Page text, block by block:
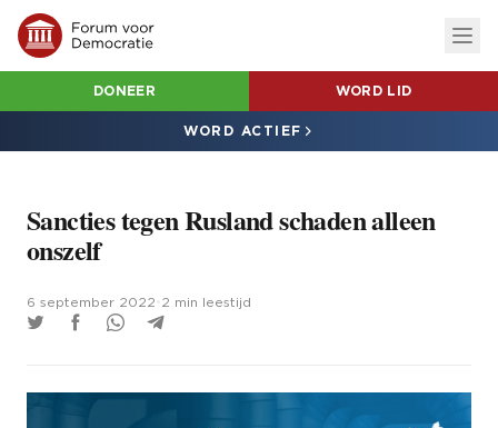
DONEER WORD LID
WORD ACTIEF
Sancties tegen Rusland schaden alleen
onszelf
6 september 2022 2 min leestijd